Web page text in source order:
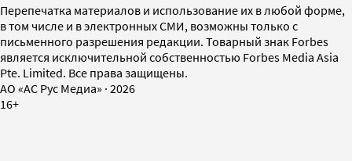
Перепечатка материалов и использование их в любой форме,
в том числе и в электронных СМИ, возможны только с
письменного разрешения редакции. Товарный знак Forbes
является исключительной собственностью Forbes Media Asia
Pte. Limited. Все права защищены.
AO «АС Рус Медиа» · 2026
16+